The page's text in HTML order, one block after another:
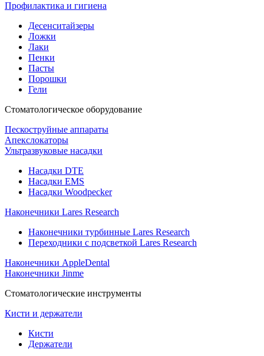
Профилактика и гигиена
Десенситайзеры
Ложки
Лаки
Пенки
Пасты
Порошки
Гели
Стоматологическое оборудование
Пескоструйные аппараты
Апекслокаторы
Ультразвуковые насадки
Насадки DTE
Насадки EMS
Насадки Woodpecker
Наконечники Lares Research
Наконечники турбинные Lares Research
Переходники с подсветкой Lares Research
Наконечники AppleDental
Наконечники Jinme
Стоматологические инструменты
Кисти и держатели
Кисти
Держатели